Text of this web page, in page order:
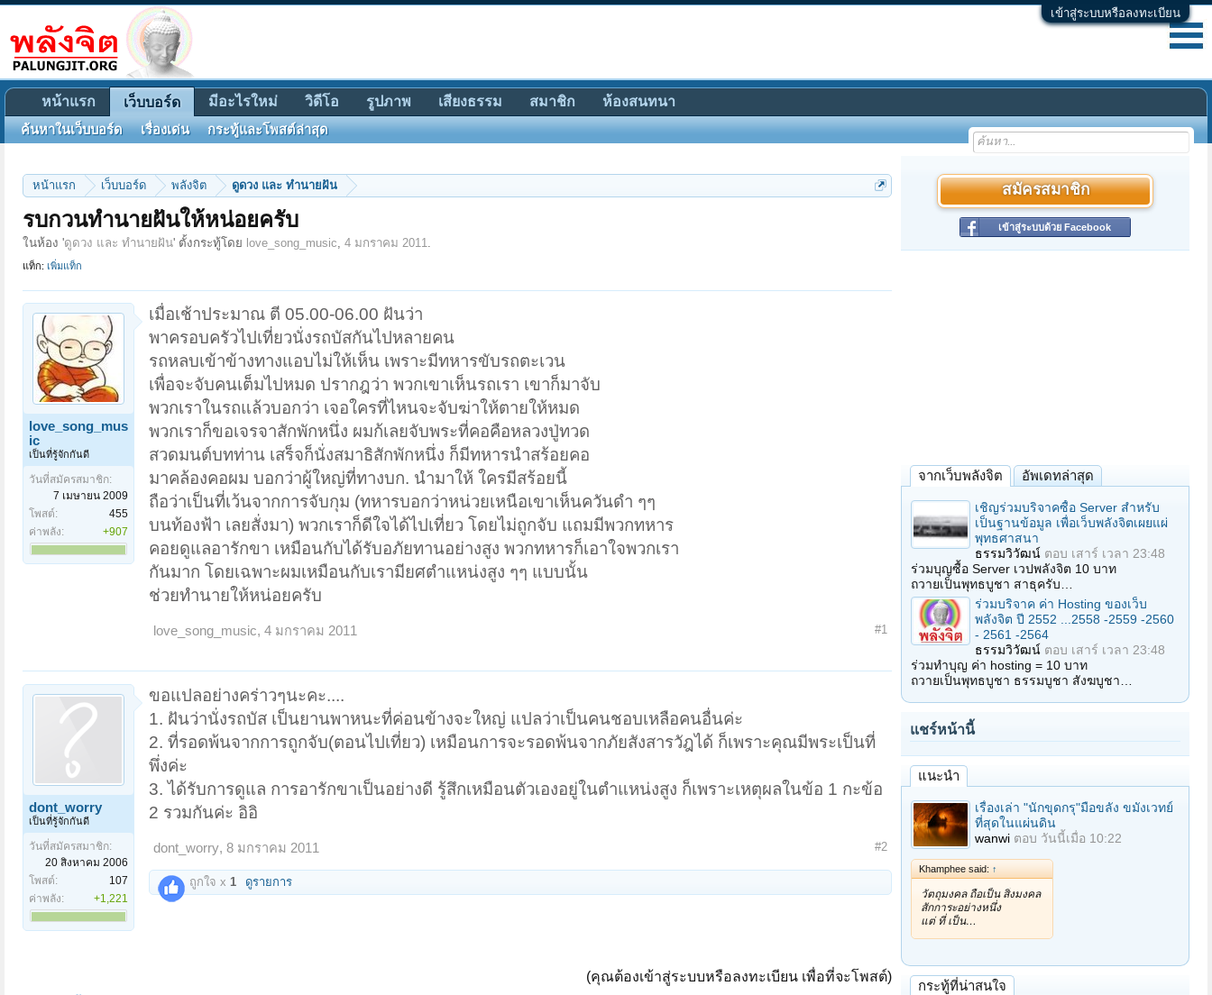
เข้าสู่ระบบหรือลงทะเบียน
หน้าแรก เว็บบอร์ด พลังจิต ดูดวง และ ทำนายฝัน
รบกวนทำนายฝันให้หน่อยครับ
ในห้อง 'ดูดวง และ ทำนายฝัน' ตั้งกระทู้โดย love_song_music, 4 มกราคม 2011.
แท็ก: เพิ่มแท็ก
love_song_mus
ic
เป็นที่รู้จักกันดี
วันที่สมัครสมาชิก:
7 เมษายน 2009
โพสต์:
455
ค่าพลัง:
+907
เมื่อเช้าประมาณ ตี 05.00-06.00 ฝันว่า
พาครอบครัวไปเที่ยวนั่งรถบัสกันไปหลายคน
รถหลบเข้าข้างทางแอบไม่ให้เห็น เพราะมีทหารขับรถตะเวน
เพื่อจะจับคนเต็มไปหมด ปรากฎว่า พวกเขาเห็นรถเรา เขาก็มาจับ
พวกเราในรถแล้วบอกว่า เจอใครที่ไหนจะจับฆ่าให้ตายให้หมด
พวกเราก็ขอเจรจาสักพักหนึ่ง ผมก้เลยจับพระที่คอคือหลวงปู่ทวด
สวดมนต์บทท่าน เสร็จก็นั่งสมาธิสักพักหนึ่ง ก็มีทหารนำสร้อยคอ
มาคล้องคอผม บอกว่าผู้ใหญ่ที่ทางบก. นำมาให้ ใครมีสร้อยนี้
ถือว่าเป็นที่เว้นจากการจับกุม (ทหารบอกว่าหน่วยเหนือเขาเห็นควันดำ ๆๆ
บนท้องฟ้า เลยสั่งมา) พวกเราก็ดีใจได้ไปเที่ยว โดยไม่ถูกจับ แถมมีพวกทหาร
คอยดูแลอารักขา เหมือนกับได้รับอภัยทานอย่างสูง พวกทหารก็เอาใจพวกเรา
กันมาก โดยเฉพาะผมเหมือนกับเรามียศตำแหน่งสูง ๆๆ แบบนั้น
ช่วยทำนายให้หน่อยครับ
love_song_music, 4 มกราคม 2011 #1
dont_worry
เป็นที่รู้จักกันดี
วันที่สมัครสมาชิก:
20 สิงหาคม 2006
โพสต์:
107
ค่าพลัง:
+1,221
ขอแปลอย่างคร่าวๆนะคะ....
1. ฝันว่านั่งรถบัส เป็นยานพาหนะที่ค่อนข้างจะใหญ่ แปลว่าเป็นคนชอบเหลือคนอื่นค่ะ
2. ที่รอดพ้นจากการถูกจับ(ตอนไปเที่ยว) เหมือนการจะรอดพ้นจากภัยสังสารวัฎได้ ก็เพราะคุณมีพระเป็นที่
พึ่งค่ะ
3. ได้รับการดูแล การอารักขาเป็นอย่างดี รู้สึกเหมือนตัวเองอยู่ในตำแหน่งสูง ก็เพราะเหตุผลในข้อ 1 กะข้อ
2 รวมกันค่ะ อิอิ
dont_worry, 8 มกราคม 2011 #2
ถูกใจ x 1 ดูรายการ
(คุณต้องเข้าสู่ระบบหรือลงทะเบียน เพื่อที่จะโพสต์)
สมัครสมาชิก
เข้าสู่ระบบด้วย Facebook
จากเว็บพลังจิต อัพเดทล่าสุด
เชิญร่วมบริจาคซื้อ Server สำหรับ
เป็นฐานข้อมูล เพื่อเว็บพลังจิตเผยแผ่
พุทธศาสนา
ธรรมวิวัฒน์ ตอบ เสาร์ เวลา 23:48
ร่วมบุญซื้อ Server เวปพลังจิต 10 บาท
ถวายเป็นพุทธบูชา สาธุครับ…
ร่วมบริจาค ค่า Hosting ของเว็บ
พลังจิต ปี 2552 ...2558 -2559 -2560
- 2561 -2564
ธรรมวิวัฒน์ ตอบ เสาร์ เวลา 23:48
ร่วมทำบุญ ค่า hosting = 10 บาท
ถวายเป็นพุทธบูชา ธรรมบูชา สังฆบูชา…
แชร์หน้านี้
แนะนำ
เรื่องเล่า "นักขุดกรุ"มือขลัง ขมังเวทย์
ที่สุดในแผ่นดิน
wanwi ตอบ วันนี้เมื่อ 10:22
Khamphee said: ↑
วัตถุมงคล ถือเป็น สิ่งมงคล
สักการะอย่างหนึ่ง
แต่ ที่ เป็น…
กระทู้ที่น่าสนใจ
หน้าแรก เว็บบอร์ด
ค้นหาในเว็บบอร์ด เรื่องเด่น กระทู้และโพสต์ล่าสุด
มีอะไรใหม่ วิดีโอ รูปภาพ เสียงธรรม สมาชิก ห้องสนทนา